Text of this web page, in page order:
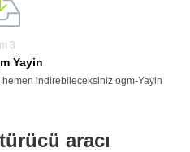
3
Yayin
hemen indirebileceksiniz ogm-Yayin
aracı